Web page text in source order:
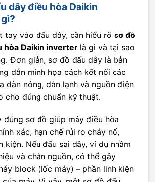
dây điều hòa Daikin
tay vào đấu dây, cần hiểu rõ sơ đồ
hòa Daikin inverter là gì và tại sao
Đơn giản, sơ đồ đấu dây là bản
dẫn minh họa cách kết nối các
dàn nóng, dàn lạnh và nguồn điện
cho đúng chuẩn kỹ thuật.
đúng sơ đồ giúp máy điều hòa
xác, hạn chế rủi ro cháy nổ,
kiện. Nếu đấu sai dây, ví dụ nhầm
và chân nguồn, có thể gây
block (lốc máy) – phần linh kiện